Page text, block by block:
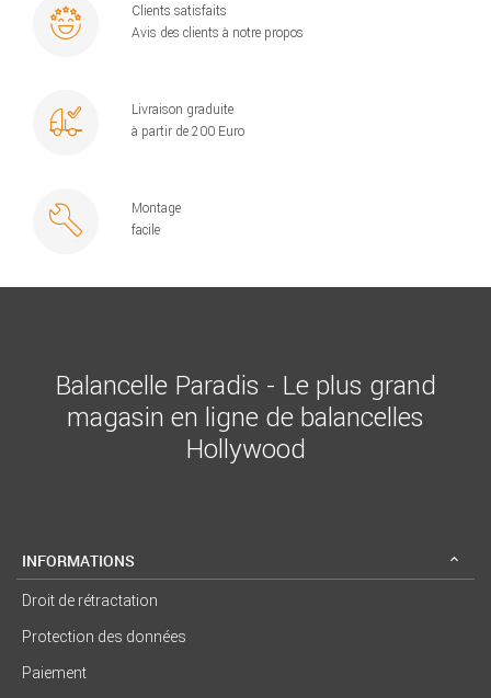
Clients satisfaits
Avis des clients à notre propos
Livraison graduite
à partir de 200 Euro
Montage
facile
Balancelle Paradis - Le plus grand
magasin en ligne de balancelles
Hollywood
INFORMATIONS
Droit de rétractation
Protection des données
Paiement